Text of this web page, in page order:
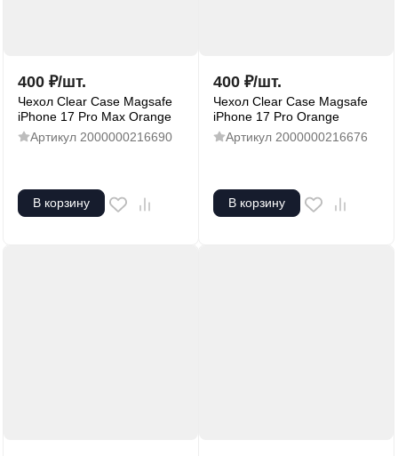
400 ₽/шт.
Чехол Clear Case Magsafe
iPhone 17 Pro Max Orange
Артикул 2000000216690
В корзину
400 ₽/шт.
Чехол Clear Case Magsafe
iPhone 17 Pro Orange
Артикул 2000000216676
В корзину